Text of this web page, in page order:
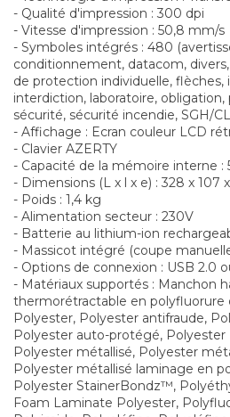
- Qualité d'impression : 300 dpi
- Vitesse d'impression : 50,8 mm/s
- Symboles intégrés : 480
conditionnement, datacom,
de protection individuelle, flèches,
interdiction, laboratoire, obligation,
sécurité, sécurité incendie, SGH/
- Affichage : Ecran couleur LCD
- Clavier AZERTY
- Capacité de la mémoire interne :
- Dimensions (L x l x e) : 328 x 107
- Poids : 1,4 kg
- Alimentation secteur : 230V
- Batterie au lithium-ion
- Massicot intégré (coupe
- Options de connexion : USB 2.0
- Matériaux supportés : Manchon
thermorétractable en polyfluorure
Polyester, Polyester antifraude,
Polyester auto-protégé,
Polyester métallisé, Polyester
Polyester métallisé laminage en
Polyester StainerBondz™,
Foam Laminate Polyester,